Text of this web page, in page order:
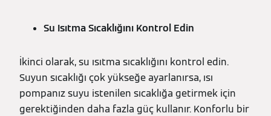
Su Isıtma Sıcaklığını Kontrol Edin
İkinci olarak, su ısıtma sıcaklığını kontrol edin.
Suyun sıcaklığı çok yükseğe ayarlanırsa, ısı
pompanız suyu istenilen sıcaklığa getirmek için
gerektiğinden daha fazla güç kullanır. Konforlu bir